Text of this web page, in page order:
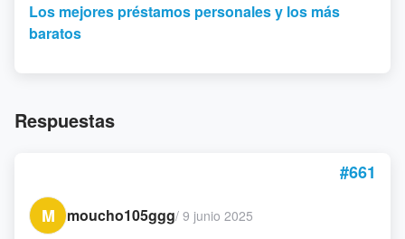
Los mejores préstamos personales y los más
baratos
Respuestas
#661
M
moucho105ggg/ 9 junio 2025